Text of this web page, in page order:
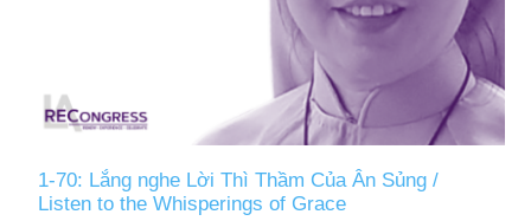
1-70: Lắng nghe Lời Thì Thầm Của Ân Sủng /
Listen to the Whisperings of Grace